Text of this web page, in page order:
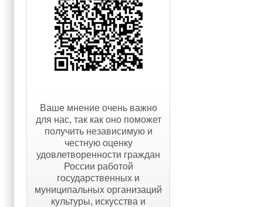
Ваше мнение очень важно
для нас, так как оно поможет
получить независимую и
честную оценку
удовлетворенности граждан
России работой
государственных и
муниципальных организаций
культуры, искусства и